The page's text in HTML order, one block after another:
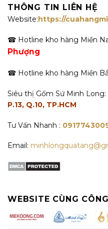
THÔNG TIN LIÊN HỆ
Website:https://
☎ Hotline kho hàng Miền
Phượng
☎ Hotline kho hàng Miền
Siêu thị Gốm Sứ Minh Long:
P.13, Q.10, TP.HCM
Tư Vấn Nhanh :
Email:
WEBSITE CÙNG